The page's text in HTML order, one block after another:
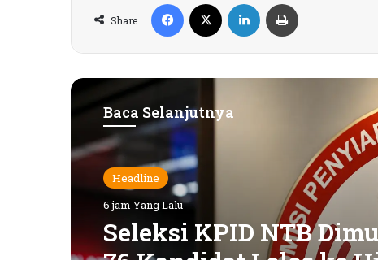
Share
Baca Selanjutnya
Headline
6 jam Yang Lalu
Features
2 hari Yang Lalu